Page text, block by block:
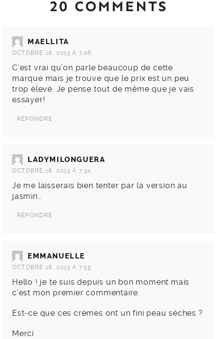
20 COMMENTS
MAELLITA
OCTOBRE 18, 2013 À 7:06
C’est vrai qu’on parle beaucoup de cette
marque mais je trouve que le prix est un peu
trop élevé. Je pense tout de même que je vais
essayer!
RÉPONDRE
LADYMILONGUERA
OCTOBRE 18, 2013 À 7:34
Je me laisserais bien tenter par la version au
jasmin…
RÉPONDRE
EMMANUELLE
OCTOBRE 18, 2013 À 7:55
Hello ! je te suis depuis un bon moment mais
c’est mon premier commentaire.
Est-ce que ces crèmes ont un fini peau sèches ?
Merci